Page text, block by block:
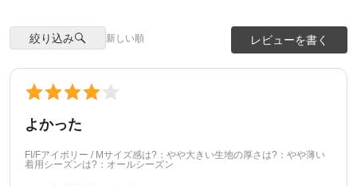
絞り込み 新しい順 レビューを書く
よかった
FI/Fアイボリー / Mサイズ感は?：やや大きい生地の厚さは?：やや薄い
着用シーズンは?：オールシーズン